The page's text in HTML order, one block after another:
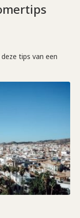
tips van een